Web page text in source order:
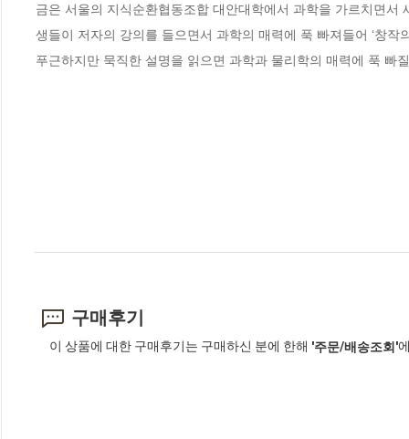
금은 서울의 지식순환협동조합 대안대학에서 과학을 가르치면
생들이 저자의 강의를 들으면서 과학의 매력에 푹 빠져들어 ‘창
푸근하지만 묵직한 설명을 읽으면 과학과 물리학의 매력에 푹 빠
구매후기
이 상품에 대한 구매후기는 구매하신 분에 한해 '주문/배송조회'